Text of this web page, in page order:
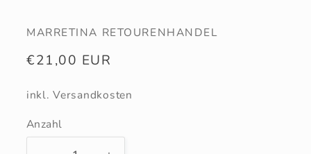
MARRETINA RETOURENHANDEL
Normaler
€21,00 EUR
inkl. Versandkosten
Anzahl
Anzahl